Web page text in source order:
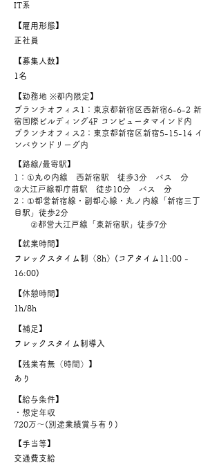
IT系
【雇用形態】
正社員
【募集人数】
1名
【勤務地 ※都内限定】
ブランチオフィス1：東京都新宿区西新宿6-6-2 新
宿国際ビルディング4F コンピュータマインド内
ブランチオフィス2：東京都新宿区新宿5-15-14 イ
ンバウンドリーグ内
【路線/最寄駅】
1：①丸の内線 西新宿駅 徒歩3分 バス 分
②大江戸線都庁前駅 徒歩10分 バス 分
2：①都営新宿線・副都心線・丸ノ内線「新宿三丁
目駅」徒歩2分
②都営大江戸線「東新宿駅」徒歩7分
【就業時間】
フレックスタイム制（8h）(コアタイム11:00 -
16:00)
【休憩時間】
1h/8h
【補足 】
フレックスタイム制導入
【残業有無（時間） 】
あり
【給与条件】
・想定年収
720万～(別途業績賞与有り)
【手当等】
交通費支給